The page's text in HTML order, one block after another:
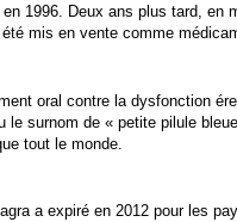
1996. Deux ans plus tard, en
été mis en vente comme
oral contre la dysfonction
le surnom de « petite pilule
tout le monde.
a expiré en 2012 pour les